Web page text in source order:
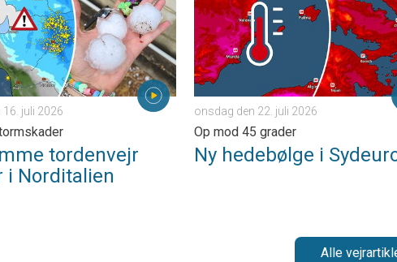
juli 2026
tordenvejr
i Norditalien
onsdag den 22. juli 2026
Op mod 45 grader
Ny hedebølge i
Alle